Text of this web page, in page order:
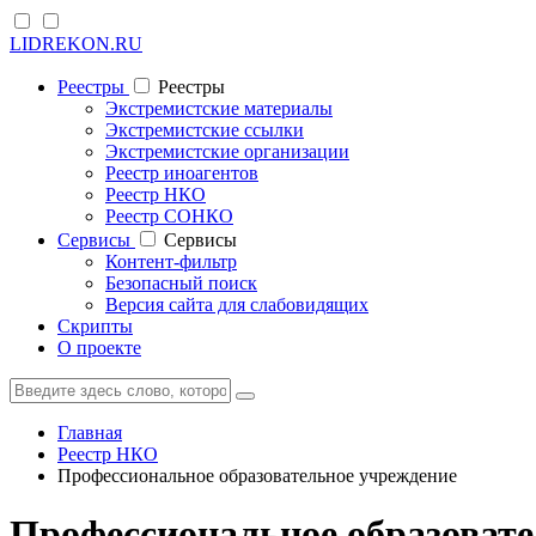
LIDREKON.RU
Реестры
Реестры
Экстремистские материалы
Экстремистские ссылки
Экстремистские организации
Реестр иноагентов
Реестр НКО
Реестр СОНКО
Cервисы
Cервисы
Контент-фильтр
Безопасный поиск
Версия сайта для слабовидящих
Скрипты
О проекте
Главная
Реестр НКО
Профессиональное образовательное учреждение